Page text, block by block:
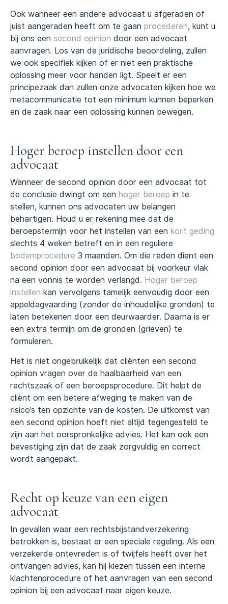
Ook wanneer een andere advocaat u afgeraden of
juist aangeraden heeft om te gaan procederen, kunt u
bij ons een second opinion door een advocaat
aanvragen. Los van de juridische beoordeling, zullen
we ook specifiek kijken of er niet een praktische
oplossing meer voor handen ligt. Speelt er een
principezaak dan zullen onze advocaten kijken hoe we
metacommunicatie tot een minimum kunnen beperken
en de zaak naar een oplossing kunnen bewegen.
Hoger beroep instellen door een
advocaat
Wanneer de second opinion door een advocaat tot
de conclusie dwingt om een hoger beroep in te
stellen, kunnen ons advocaten uw belangen
behartigen. Houd u er rekening mee dat de
beroepstermijn voor het instellen van een kort geding
slechts 4 weken betreft en in een reguliere
bodemprocedure 3 maanden. Om die reden dient een
second opinion door een advocaat bij voorkeur vlak
na een vonnis te worden verlangd. Hoger beroep
instellen kan vervolgens tamelijk eenvoudig door een
appeldagvaarding (zonder de inhoudelijke gronden) te
laten betekenen door een deurwaarder. Daarna is er
een extra termijn om de gronden (grieven) te
formuleren.
Het is niet ongebruikelijk dat cliënten een second
opinion vragen over de haalbaarheid van een
rechtszaak of een beroepsprocedure. Dit helpt de
cliënt om een betere afweging te maken van de
risico’s ten opzichte van de kosten. De uitkomst van
een second opinion hoeft niet altijd tegengesteld te
zijn aan het oorspronkelijke advies. Het kan ook een
bevestiging zijn dat de zaak zorgvuldig en correct
wordt aangepakt.
Recht op keuze van een eigen
advocaat
In gevallen waar een rechtsbijstandverzekering
betrokken is, bestaat er een speciale regeling. Als een
verzekerde ontevreden is of twijfels heeft over het
ontvangen advies, kan hij kiezen tussen een interne
klachtenprocedure of het aanvragen van een second
opinion bij een advocaat naar eigen keuze.